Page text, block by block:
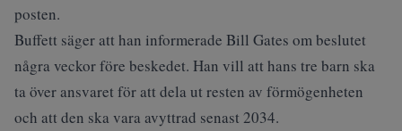
posten.
Buffett säger att han informerade Bill Gates om beslutet
några veckor före beskedet. Han vill att hans tre barn ska
ta över ansvaret för att dela ut resten av förmögenheten
och att den ska vara avyttrad senast 2034.